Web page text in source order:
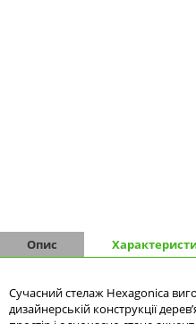
Опис
Сучасний стелаж Hexagonica
дизайнерській конструкції